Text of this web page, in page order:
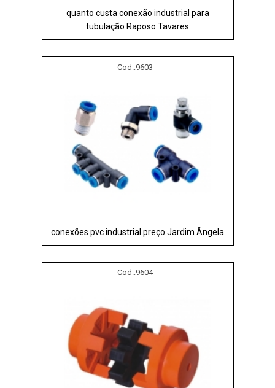
quanto custa conexão industrial para
tubulação Raposo Tavares
Cod.:9603
conexões pvc industrial preço Jardim Ângela
Cod.:9604